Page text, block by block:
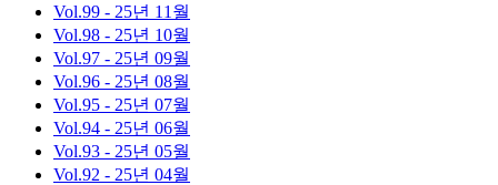
Vol.99 - 25년 11월
Vol.98 - 25년 10월
Vol.97 - 25년 09월
Vol.96 - 25년 08월
Vol.95 - 25년 07월
Vol.94 - 25년 06월
Vol.93 - 25년 05월
Vol.92 - 25년 04월